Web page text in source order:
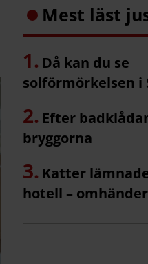
Mest läst
Då kan du se
solförmörkelsen i
Efter
bryggorna
Katter
hotell –